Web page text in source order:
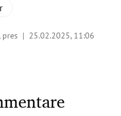
pres | 25.02.2025, 11:06